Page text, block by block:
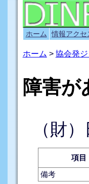
ホーム 情報アクセ
ホーム > 協会発
障害が
（財
項目
備考